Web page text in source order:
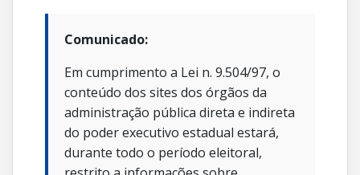
Comunicado:
Em cumprimento a Lei n. 9.504/97, o
conteúdo dos sites dos órgãos da
administração pública direta e indireta
do poder executivo estadual estará,
durante todo o período eleitoral,